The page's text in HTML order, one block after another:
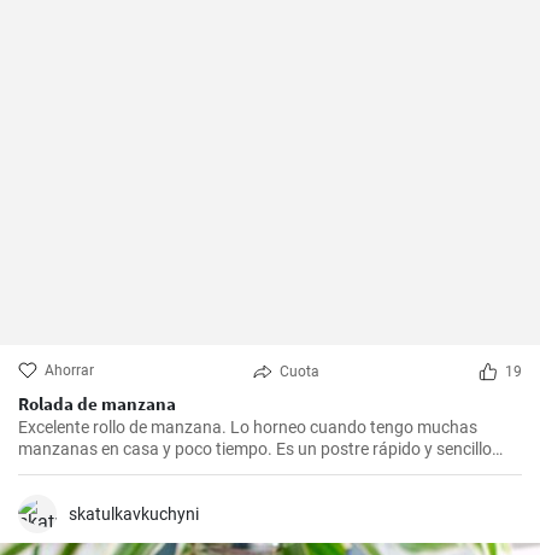
Ahorrar Cuota 19
Rolada de manzana
Excelente rollo de manzana. Lo horneo cuando tengo muchas
manzanas en casa y poco tiempo. Es un postre rápido y sencillo
que siempre agrada.
skatulkavkuchyni